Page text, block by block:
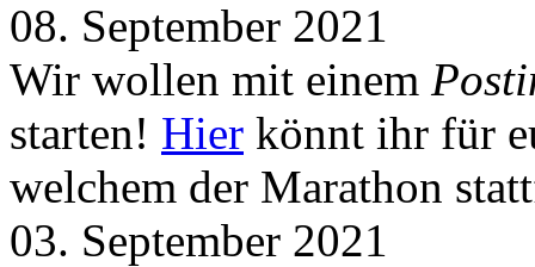
08. September 2021
Wir wollen mit einem
starten! Hier könnt ihr für
welchem der Marathon
03. September 2021